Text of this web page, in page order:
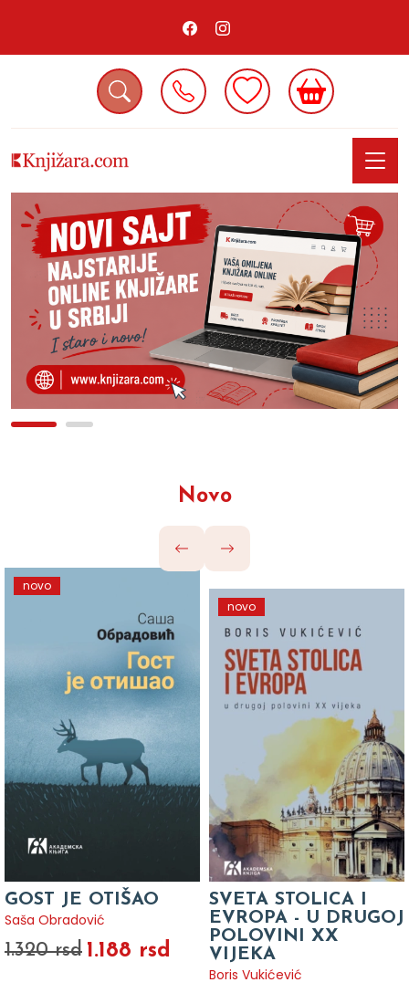
Novo
novo
GOST JE OTIŠAO
Saša Obradović
1.320 rsd 1.188 rsd
novo
SVETA STOLICA I
EVROPA - U DRUGOJ
POLOVINI XX
VIJEKA
Boris Vukićević